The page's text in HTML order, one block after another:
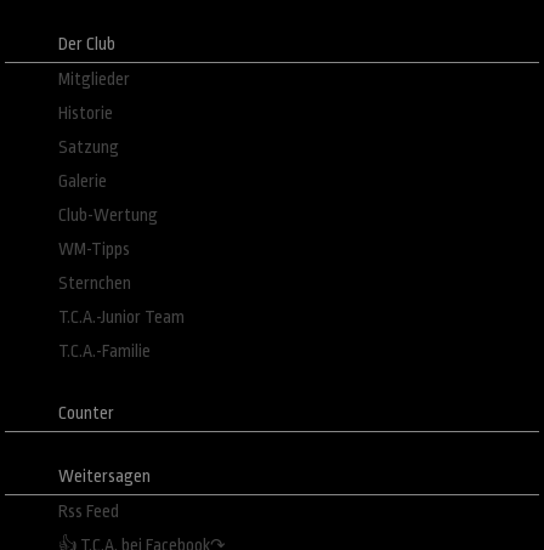
Der Club
Mitglieder
Historie
Satzung
Galerie
Club-Wertung
WM-Tipps
Sternchen
T.C.A.-Junior Team
T.C.A.-Familie
Counter
Weitersagen
Rss Feed